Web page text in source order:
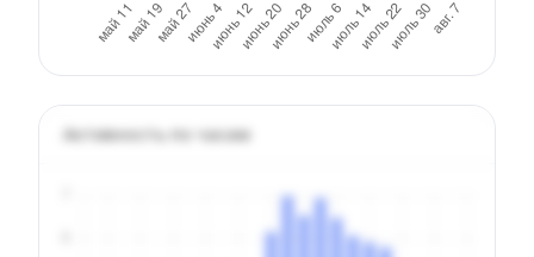
Активность по часам